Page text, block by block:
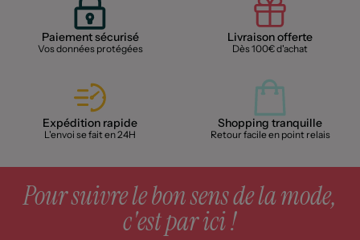
Paiement sécurisé
Vos données protégées
Livraison offerte
Dès 100€ d'achat
Expédition rapide
L'envoi se fait en 24H
Shopping tranquille
Retour facile en point relais
Pour suivre le bon sens de la mode,
c'est par ici !